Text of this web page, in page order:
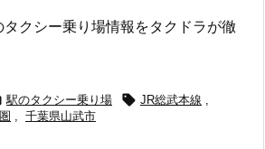
タクシー乗り場情報をタクドラが徹
駅のタクシー乗り場  JR総武本線 ,
, 千葉県山武市